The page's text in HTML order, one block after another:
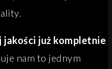
już kompletnie
nam to jednym